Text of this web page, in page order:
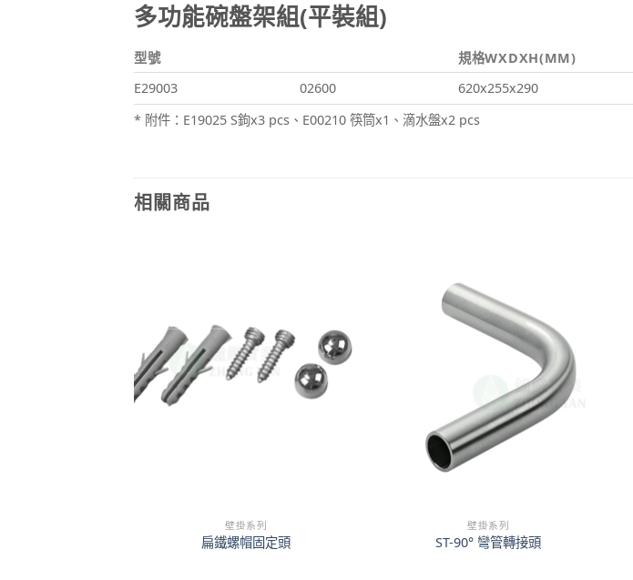
多功能碗盤架組(平裝組)
型號 規格WXDXH(MM)
E29003
02600 620x255x290
* 附件：E19025 S鉤x3 pcs、E00210 筷筒x1、滴水盤x2 pcs
相關商品
壁掛系列
扁鐵螺帽固定頭
壁掛系列
ST-90° 彎管轉接頭